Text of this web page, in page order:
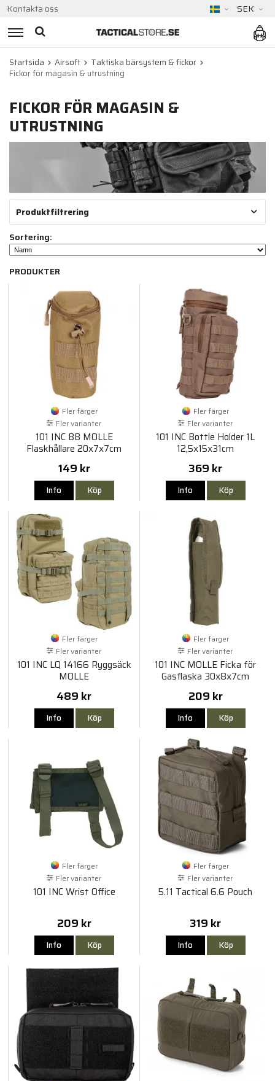
Kontakta oss SEK
Startsida Airsoft
Taktiska bärsystem & fickor
Fickor för magasin & utrustning
FICKOR FÖR MAGASIN &
UTRUSTNING
Produktfiltrering
Sortering:
PRODUKTER
Fler färger
Fler varianter
101 INC BB MOLLE
Flaskhållare 20x7x7cm
149 kr
Info Köp
Fler färger
Fler varianter
101 INC Bottle Holder 1L
12,5x15x31cm
369 kr
Info Köp
Fler färger
Fler varianter
101 INC LQ 14166 Ryggsäck
MOLLE
489 kr
Info Köp
Fler färger
Fler varianter
101 INC MOLLE Ficka för
Gasflaska 30x8x7cm
209 kr
Info Köp
Fler färger
Fler varianter
101 INC Wrist Office
209 kr
Info Köp
Fler färger
Fler varianter
5.11 Tactical 6.6 Pouch
319 kr
Info Köp